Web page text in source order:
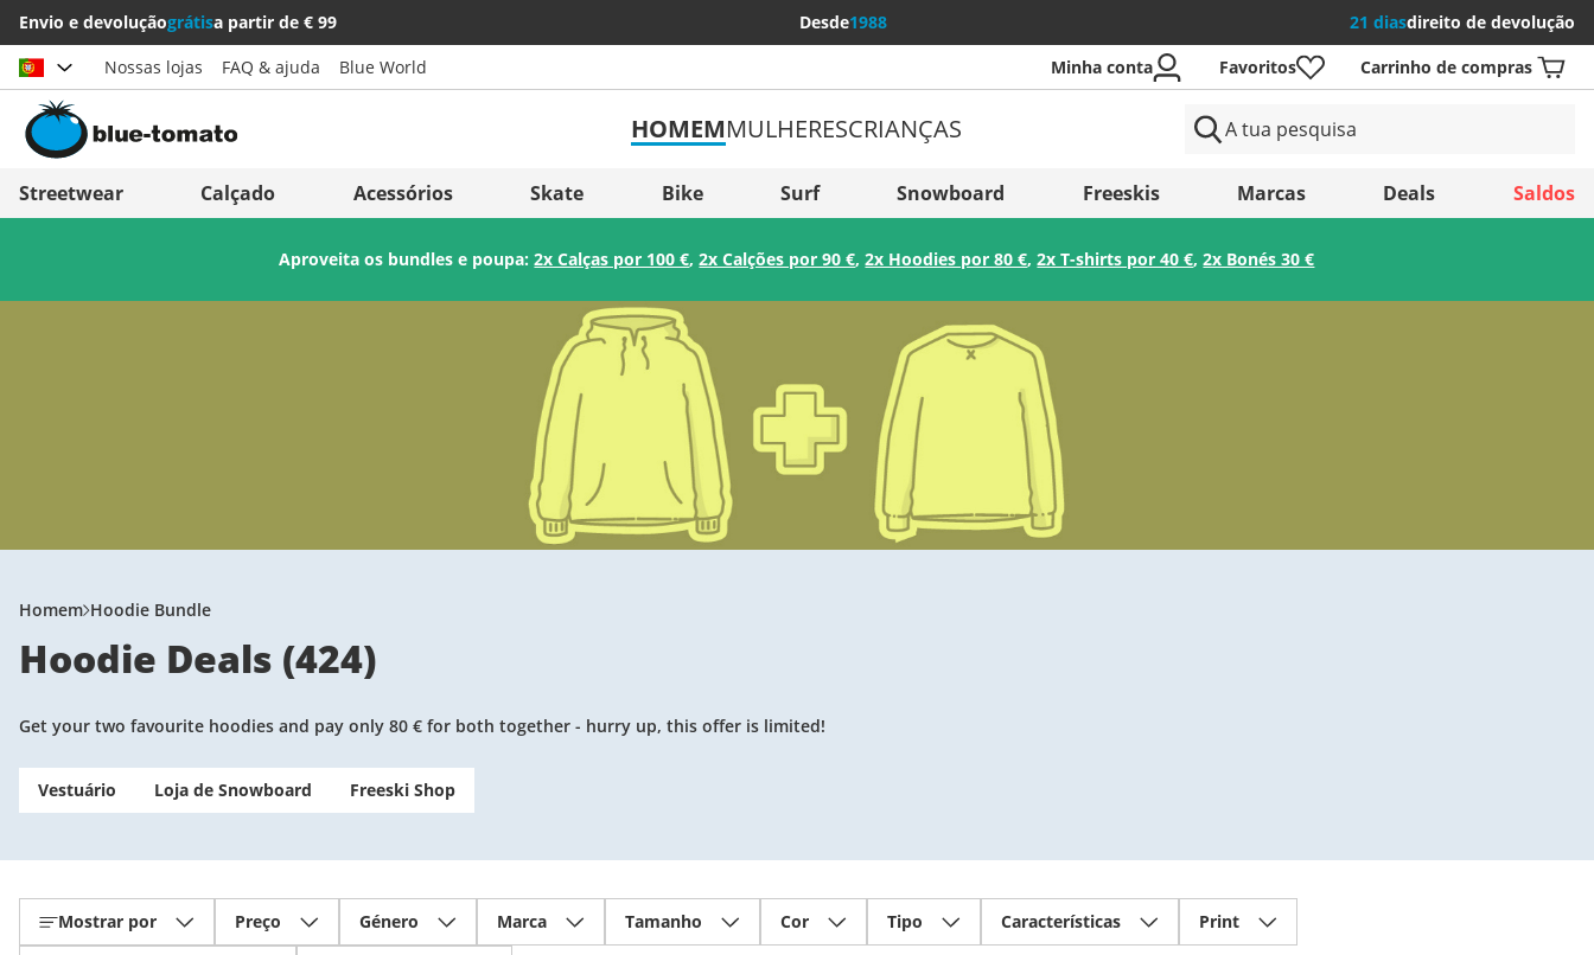
Envio e devoluçãográtisa partir de € 99 Desde1988 21 diasdireito de devolução
Escolher país
Österreich
Italia (Italiano)
Italien (Deutsch)
Slovenija
België (Nederlands)
Belgique (Français)
Danmark
Norge
Guardar
Nossas lojas FAQ & ajuda Blue World Minha conta Favoritos Carrinho de compras
HOMEMMULHERESCRIANÇAS
Streetwear Calçado Acessórios Skate Bike Surf Snowboard Freeskis Marcas Deals Saldos
Aproveita os bundles e poupa:2x Calças por 100 €,2x Calções por 90 €,2x Hoodies por 80 €,2x T-shirts por 40 €,2x Bonés 30 €
Homem Hoodie Bundle
Hoodie Deals (424)
Get your two favourite hoodies and pay only 80 € for both together - hurry up, this offer is limited!
Vestuário Loja de Snowboard Freeski Shop
Mostrar por Preço Género Marca Tamanho Cor Tipo Características Print